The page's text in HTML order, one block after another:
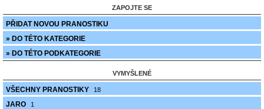
ZAPOJTE SE
PŘIDAT NOVOU PRANOSTIKU
» DO TÉTO KATEGORIE
» DO TÉTO PODKATEGORIE
VYMYŠLENÉ
VŠECHNY PRANOSTIKY 18
JARO 1